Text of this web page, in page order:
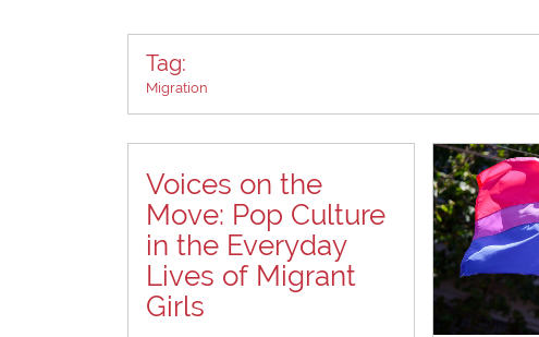
Tag:
Migration
Voices on the
Move: Pop Culture
in the Everyday
Lives of Migrant
Girls